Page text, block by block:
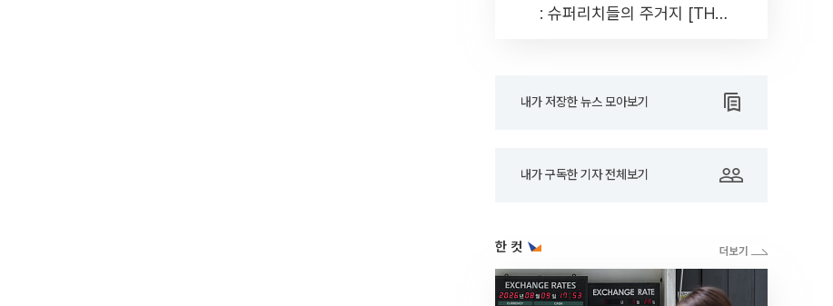
: 슈퍼리치들의 주거지 [THE
내가 저장한 뉴스 모아보기
내가 구독한 기자 전체보기
한 컷